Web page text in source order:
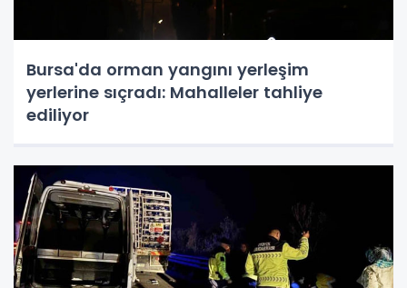
Bursa'da orman yangını yerleşim
yerlerine sıçradı: Mahalleler tahliye
ediliyor